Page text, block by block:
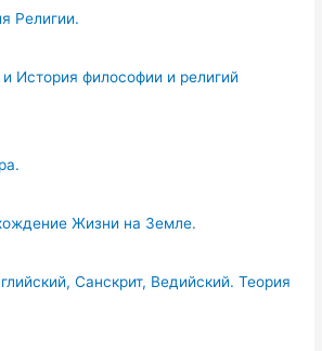
Религии.
История философии и религий
Жизни на Земле.
Санскрит, Ведийский. Теория